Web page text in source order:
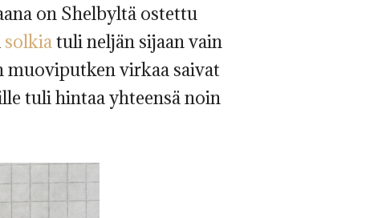
on Shelbyltä ostettu
solkiatuli neljän sijaan vain
muoviputken virkaa saivat
tuli hintaa yhteensä noin